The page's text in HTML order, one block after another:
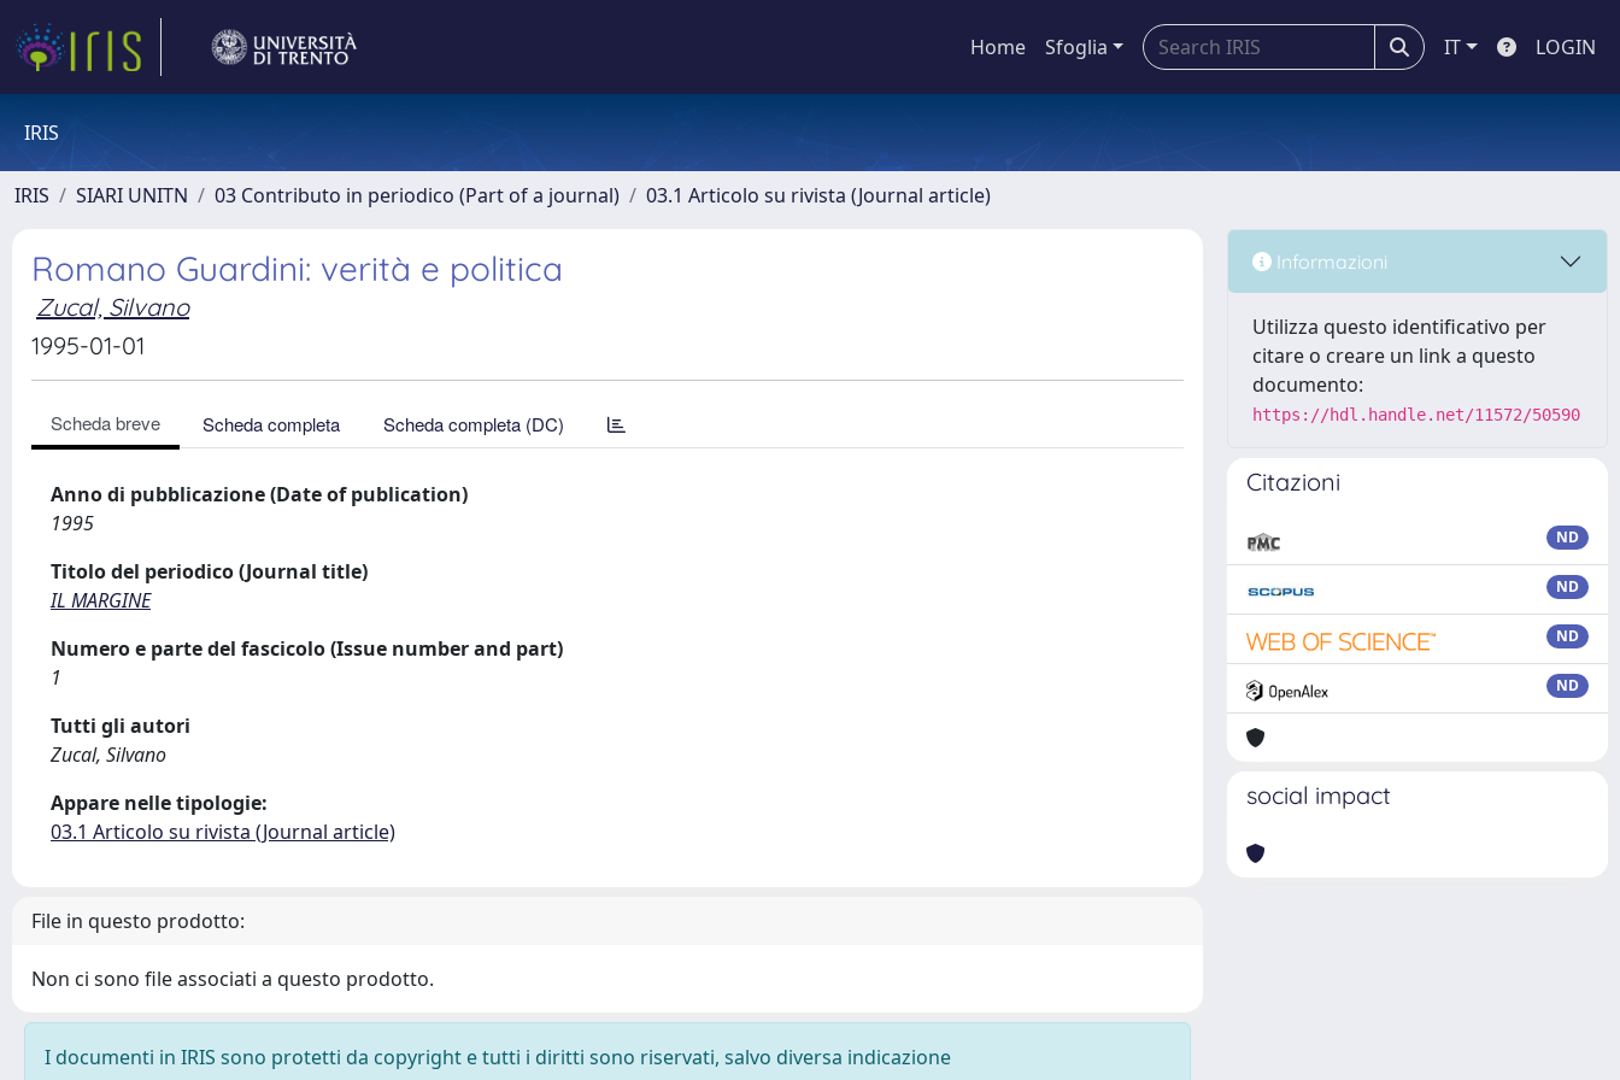
Home Sfoglia IT LOGIN
IRIS
IRIS SIARI UNITN 03 Contributo in periodico (Part of a journal) 03.1 Articolo su rivista (Journal article)
Romano Guardini: verità e politica
Zucal, Silvano
1995-01-01
Scheda breve Scheda completa Scheda completa (DC)
Anno di pubblicazione (Date of publication)
1995
Titolo del periodico (Journal title)
IL MARGINE
Numero e parte del fascicolo (Issue number and part)
1
Tutti gli autori
Zucal, Silvano
Appare nelle tipologie:
03.1 Articolo su rivista (Journal article)
File in questo prodotto:
Non ci sono file associati a questo prodotto.
I documenti in IRIS sono protetti da copyright e tutti i diritti sono riservati, salvo diversa indicazione
Informazioni
Utilizza questo identificativo per
citare o creare un link a questo
documento:
https://hdl.handle.net/11572/50590
Citazioni
ND
ND
ND
ND
social impact